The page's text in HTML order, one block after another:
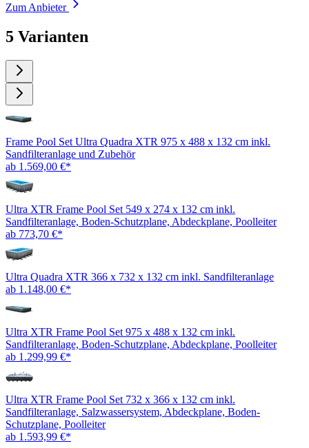
Zum Anbieter
5 Varianten
Frame Pool Set Ultra Quadra XTR 975 x 488 x 132 cm inkl.
Sandfilteranlage und Zubehör
ab 1.569,00 €*
Ultra XTR Frame Pool Set 549 x 274 x 132 cm inkl.
Sandfilteranlage, Boden-Schutzplane, Abdeckplane, Poolleiter
ab 773,70 €*
Ultra Quadra XTR 366 x 732 x 132 cm inkl. Sandfilteranlage
ab 1.148,00 €*
Ultra XTR Frame Pool Set 975 x 488 x 132 cm inkl.
Sandfilteranlage, Boden-Schutzplane, Abdeckplane, Poolleiter
ab 1.299,99 €*
Ultra XTR Frame Pool Set 732 x 366 x 132 cm inkl.
Sandfilteranlage, Salzwassersystem, Abdeckplane, Boden-
Schutzplane, Poolleiter
ab 1.593,99 €*